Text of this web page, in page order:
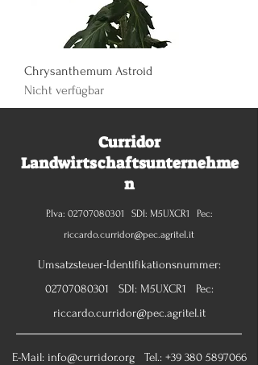
Chrysanthemum Astroid
Nicht verfügbar
Curridor
Landwirtschaftsunternehme
n
P.Iva: 02707080301 SDI: M5UXCR1 Pec:
riccardo.curridor@pec.agritel.it
Umsatzsteuer-Identifikationsnummer:
02707080301 SDI: M5UXCR1 Pec:
riccardo.curridor@pec.agritel.it
E-Mail: info@curridor.orgTel.: +39 380 5897066